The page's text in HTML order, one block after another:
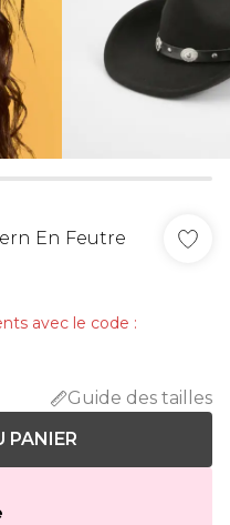
En Feutre
avec le code :
Guide des tailles
PANIER